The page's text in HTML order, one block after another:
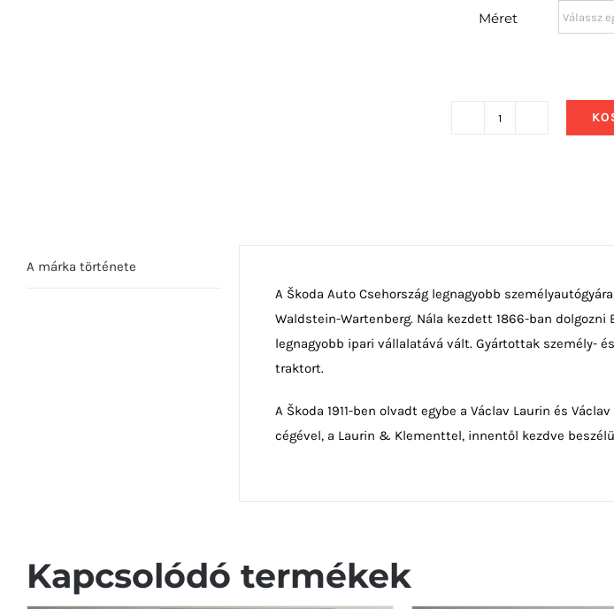
Méret
A márka története
A Škoda Auto Csehország legnagyobb
Waldstein-Wartenberg. Nála kezdett 1866-ban dolgozni
legnagyobb ipari vállalatává vált. Gyártottak személy-
traktort.
A Škoda 1911-ben olvadt egybe a Václav Laurin és
cégével, a Laurin & Klementtel, innentől kezdve
Kapcsolódó termékek